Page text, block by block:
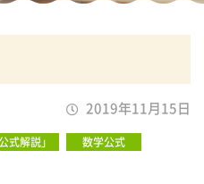
2019年11月15日
式解説」 数学公式